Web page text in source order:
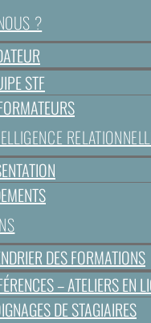
?
STF
DES FORMATIONS
– ATELIERS EN
DE STAGIAIRES